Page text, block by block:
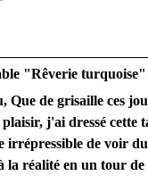
"Rêverie turquoise"
Que de grisaille ces
j'ai dressé cette
irrépressible de voir
la réalité en un tour